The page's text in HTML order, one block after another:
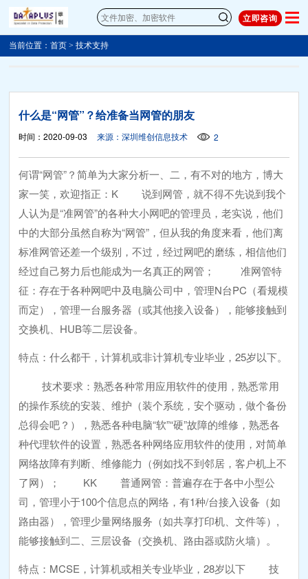
立即咨询
当前位置：首页 >技术支持
什么是“网管”？给准备当网管的朋友
时间：2020-09-03 来源：深圳维创信息技术 2
何谓“网管”？简单为大家分析一、二，有不对的地方，博大
家一笑，欢迎指正：K 说到网管，就不得不先说到我个
人认为是“准网管”的各种大小网吧的管理员，老实说，他们
中的大部分虽然自称为“网管”，但从我的角度来看，他们离
标准网管还差一个级别，不过，经过网吧的磨练，相信他们
经过自己努力后也能成为一名真正的网管； 准网管特
征：存在于各种网吧中及电脑公司中，管理N台PC（看规模
而定），管理一台服务器（或其他接入设备），能够接触到
交换机、HUB等二层设备。
特点：什么都干，计算机或非计算机专业毕业，25岁以下。
技术要求：熟悉各种常用应用软件的使用，熟悉常用
的操作系统的安装、维护（装个系统，安个驱动，做个备份
总得会吧？），熟悉各种电脑“软”“硬”故障的维修，熟悉各
种代理软件的设置，熟悉各种网络应用软件的使用，对简单
网络故障有判断、维修能力（例如找不到邻居，客户机上不
了网）； KK 普通网管：普遍存在于各中小型公
司，管理小于100个信息点的网络，有1种/台接入设备（如
路由器），管理少量网络服务（如共享打印机、文件等）,
能够接触到二、三层设备（交换机、路由器或防火墙）。
特点：MCSE，计算机或相关专业毕业，28岁以下 技